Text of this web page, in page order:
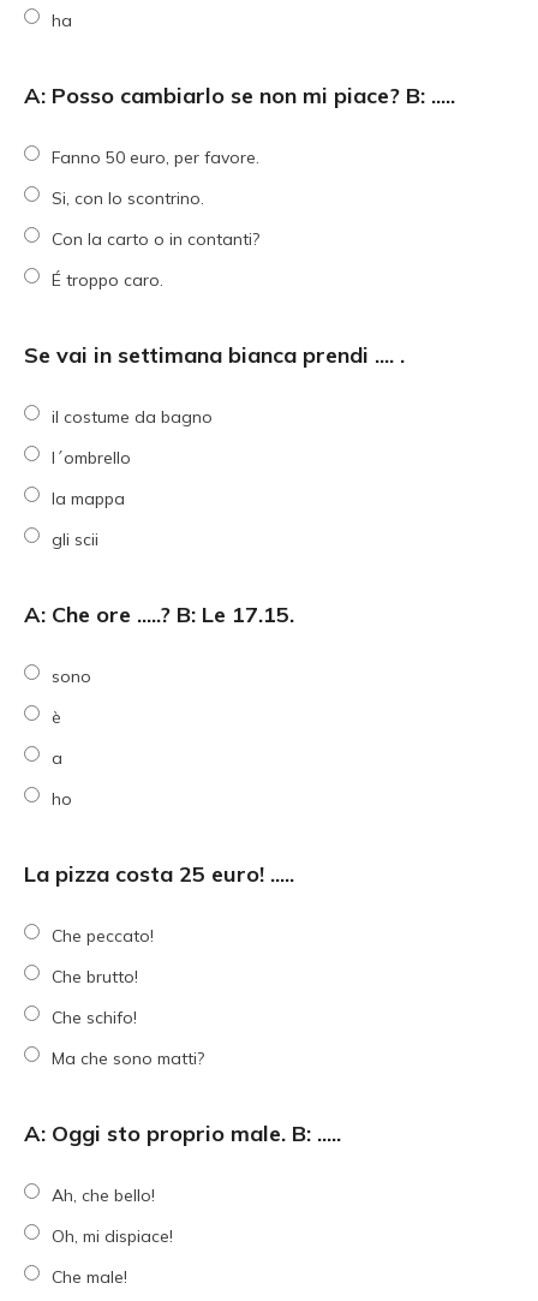
ha
A: Posso cambiarlo se non mi piace? B: .....
Fanno 50 euro, per favore.
Si, con lo scontrino.
Con la carto o in contanti?
É troppo caro.
Se vai in settimana bianca prendi .... .
il costume da bagno
l´ombrello
la mappa
gli scii
A: Che ore .....? B: Le 17.15.
sono
è
a
ho
La pizza costa 25 euro! .....
Che peccato!
Che brutto!
Che schifo!
Ma che sono matti?
A: Oggi sto proprio male. B: .....
Ah, che bello!
Oh, mi dispiace!
Che male!